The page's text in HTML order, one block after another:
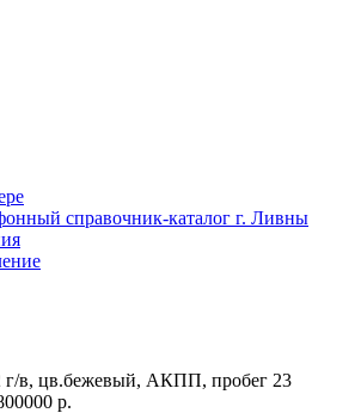
справочник-каталог г. Ливны
г/в, цв.бежевый, АКПП, пробег 23
р.